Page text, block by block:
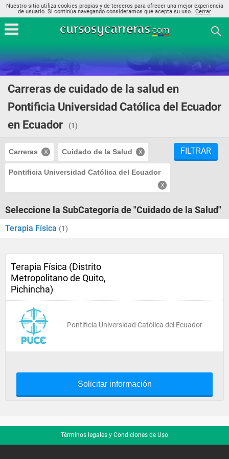
Nuestro sitio utiliza cookies propias y de terceros para ofrecer una mejor experiencia
de usuario. Si continúa navegando consideramos que acepta su uso.. Cerrar
Carreras de cuidado de la salud en
Pontificia Universidad Católica del Ecuador
en Ecuador
(1)
Carreras Cuidado de la Salud
Pontificia Universidad Católica del Ecuador
FILTRAR
Seleccione la SubCategoría de "Cuidado de la Salud"
Terapia Física (1)
Terapia Física (Distrito
Metropolitano de Quito,
Pichincha)
Pontificia Universidad Católica del Ecuador
Solicitar información
Términos legales y Condiciones de Uso